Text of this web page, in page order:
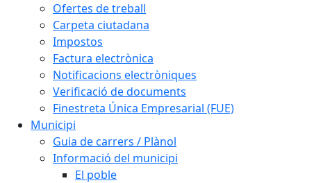
Ofertes de treball
Carpeta ciutadana
Impostos
Factura electrònica
Notificacions electròniques
Verificació de documents
Finestreta Única Empresarial (FUE)
Municipi
Guia de carrers / Plànol
Informació del municipi
El poble